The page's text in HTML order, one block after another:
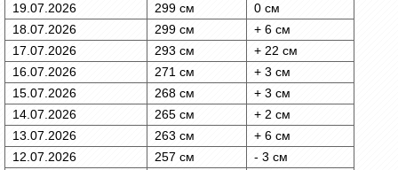
19.07.2026
299 см
0 см
18.07.2026
299 см
+ 6 см
17.07.2026
293 см
+ 22 см
16.07.2026
271 см
+ 3 см
15.07.2026
268 см
+ 3 см
14.07.2026
265 см
+ 2 см
13.07.2026
263 см
+ 6 см
12.07.2026
257 см
- 3 см